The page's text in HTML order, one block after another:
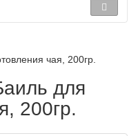
чая, 200гр.
для
200гр.